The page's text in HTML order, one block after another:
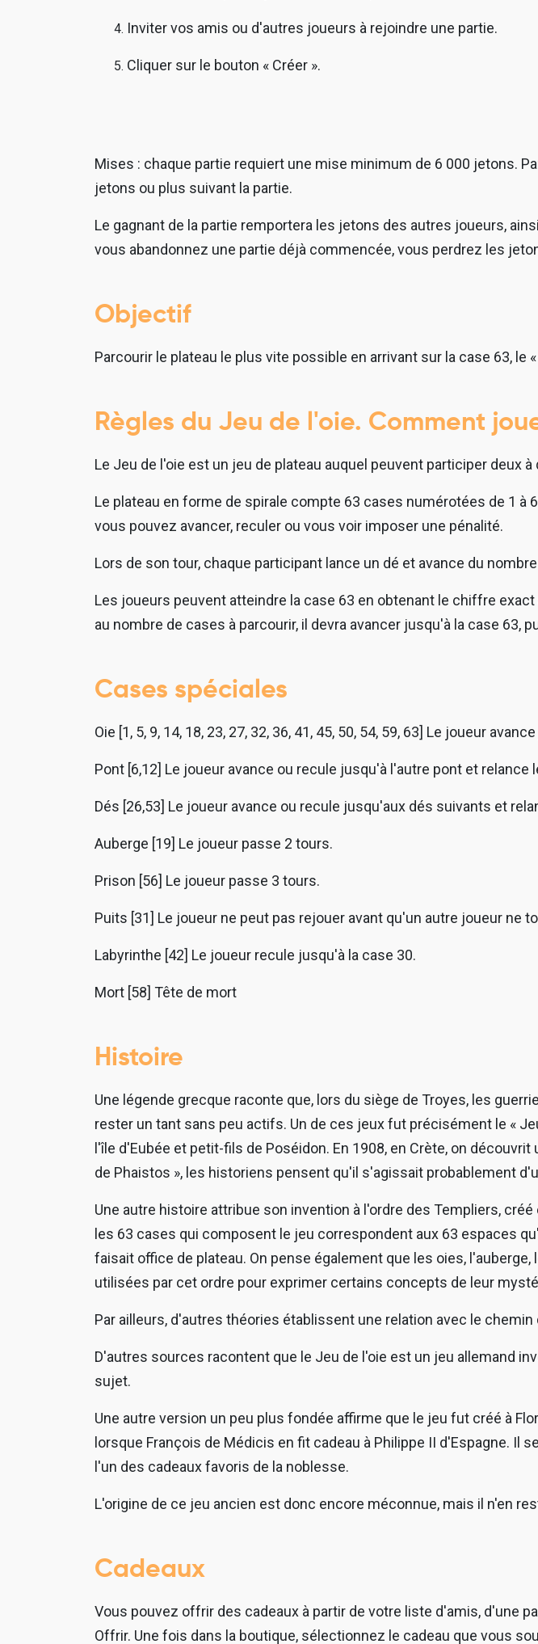
Inviter vos amis ou d'autres joueurs à rejoindre une partie.
Cliquer sur le bouton « Créer ».
Mises : chaque partie requiert une mise minimum de 6 000 jetons.
jetons ou plus suivant la partie.
Le gagnant de la partie remportera les jetons des autres joueurs,
vous abandonnez une partie déjà commencée, vous perdrez les
Objectif
Parcourir le plateau le plus vite possible en arrivant sur la case 63, le
Règles du Jeu de l'oie. Comment
Le Jeu de l'oie est un jeu de plateau auquel peuvent participer deux
Le plateau en forme de spirale compte 63 cases numérotées de 1
vous pouvez avancer, reculer ou vous voir imposer une pénalité.
Lors de son tour, chaque participant lance un dé et avance du
Les joueurs peuvent atteindre la case 63 en obtenant le chiffre
au nombre de cases à parcourir, il devra avancer jusqu'à la case 63,
Cases spéciales
Oie [1, 5, 9, 14, 18, 23, 27, 32, 36, 41, 45, 50, 54, 59, 63] Le joueur
Pont [6,12] Le joueur avance ou recule jusqu'à l'autre pont et relance
Dés [26,53] Le joueur avance ou recule jusqu'aux dés suivants et
Auberge [19] Le joueur passe 2 tours.
Prison [56] Le joueur passe 3 tours.
Puits [31] Le joueur ne peut pas rejouer avant qu'un autre joueur ne
Labyrinthe [42] Le joueur recule jusqu'à la case 30.
Mort [58] Tête de mort
Histoire
Une légende grecque raconte que, lors du siège de Troyes, les
rester un tant sans peu actifs. Un de ces jeux fut précisément le «
l'île d'Eubée et petit-fils de Poséidon. En 1908, en Crète, on
de Phaistos », les historiens pensent qu'il s'agissait probablement
Une autre histoire attribue son invention à l'ordre des Templiers,
les 63 cases qui composent le jeu correspondent aux 63 espaces
faisait office de plateau. On pense également que les oies,
utilisées par cet ordre pour exprimer certains concepts de leur
Par ailleurs, d'autres théories établissent une relation avec le
D'autres sources racontent que le Jeu de l'oie est un jeu allemand
sujet.
Une autre version un peu plus fondée affirme que le jeu fut créé à
lorsque François de Médicis en fit cadeau à Philippe II d'Espagne. Il
l'un des cadeaux favoris de la noblesse.
L'origine de ce jeu ancien est donc encore méconnue, mais il n'en
Cadeaux
Vous pouvez offrir des cadeaux à partir de votre liste d'amis, d'une
Offrir. Une fois dans la boutique, sélectionnez le cadeau que vous